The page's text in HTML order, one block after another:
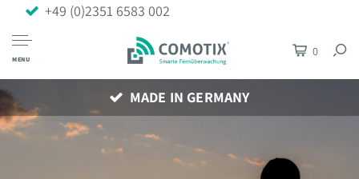
+49 (0)2351 6583 002
MENU
0
MADE IN GERMANY